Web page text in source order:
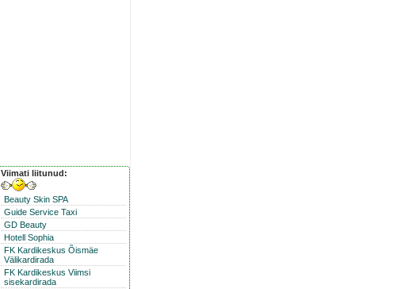
Viimati liitunud:
Beauty Skin SPA
Guide Service Taxi
GD Beauty
Hotell Sophia
FK Kardikeskus Õismäe
Välikardirada
FK Kardikeskus Viimsi
sisekardirada